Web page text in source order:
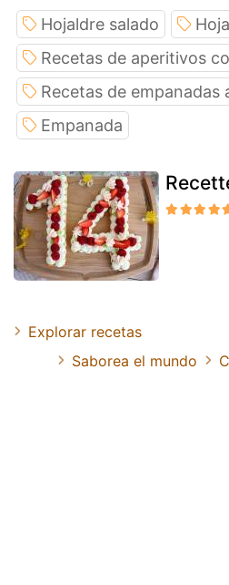
Hojaldre salado
Recetas de aperitivos
Recetas de empanadas
Empanada
Explorar recetas
Saborea el mundo